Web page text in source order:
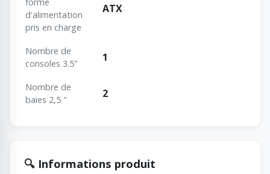
forme
d'alimentation
pris en charge
ATX
Nombre de
consoles 3.5"
1
Nombre de
baies 2,5 "
2
🔍 Informations produit